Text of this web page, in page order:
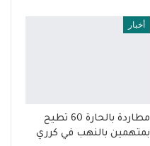
أخبار
مطاردة بالحارة 60 تطيح
بمتهمين بالنهب في كرري